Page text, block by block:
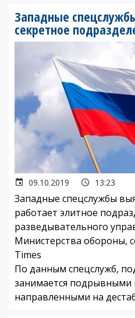
Западные
секретное
09.10.2019 13:23
Западные спецслужбы
работает элитное
разведывательного
Министерства обороны,
Times
По данным спецслужб,
занимается подрывными
направленными на